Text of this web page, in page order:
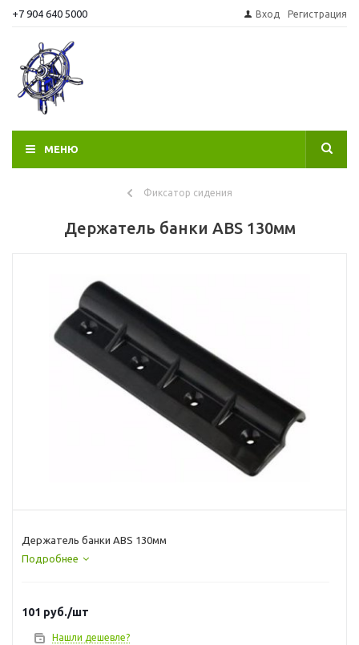
+7 904 640 5000 Вход Регистрация
МЕНЮ
Фиксатор сидения
Держатель банки ABS 130мм
Держатель банки ABS 130мм
Подробнее
101 руб./шт
Нашли дешевле?